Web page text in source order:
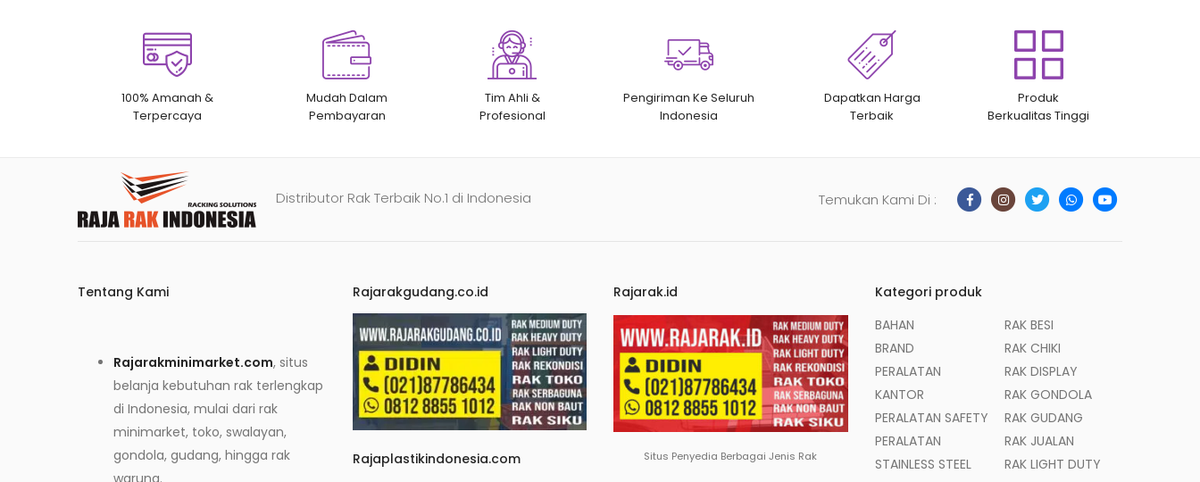
100% Amanah &
Terpercaya
Mudah Dalam
Pembayaran
Tim Ahli &
Profesional
Pengiriman Ke Seluruh
Indonesia
Dapatkan Harga
Terbaik
Produk
Berkualitas Tinggi
Distributor Rak Terbaik No.1 di Indonesia Temukan Kami Di :
Tentang Kami
Rajarakminimarket.com, situs
belanja kebutuhan rak terlengkap
di Indonesia, mulai dari rak
minimarket, toko, swalayan,
gondola, gudang, hingga rak
warung.
Rajarakgudang.co.id
Rajaplastikindonesia.com
Rajarak.id
Situs Penyedia Berbagai Jenis Rak
Kategori produk
BAHAN
BRAND
PERALATAN
KANTOR
PERALATAN SAFETY
PERALATAN
STAINLESS STEEL
RAK BESI
RAK CHIKI
RAK DISPLAY
RAK GONDOLA
RAK GUDANG
RAK JUALAN
RAK LIGHT DUTY